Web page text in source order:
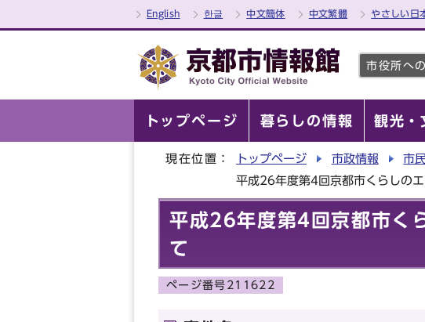
English 한글 中文簡体 中文繁體 やさしい日
市役所へ
トップページ 暮らしの情報 観光・
現在位置： トップページ 市政情報 市
平成26年度第4回京都市くらしの
平成26年度第4回京都市く
て
ページ番号211622